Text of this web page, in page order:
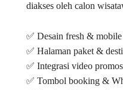
diakses oleh calon
✅ Desain fresh &
✅ Halaman paket &
✅ Integrasi video
✅ Tombol booking &